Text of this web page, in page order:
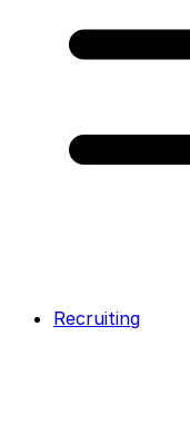
Recruiting